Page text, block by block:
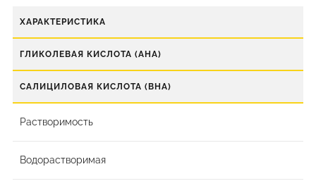
ХАРАКТЕРИСТИКА
ГЛИКОЛЕВАЯ КИСЛОТА (AHA)
САЛИЦИЛОВАЯ КИСЛОТА (BHA)
Растворимость
Водорастворимая